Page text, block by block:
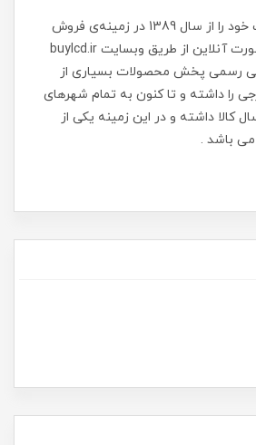
پارسا کامپیوتر فعالیت خود را از سال 1389 در زمینه‌ی فروش
قطعات کامپیوتر به صورت آنلاین از طریق وبسایت buylcd.ir
رسمی پخش محصولات بسیاری از
را داشته و تا کنون به تمام شهرهای
کالا داشته و در این زمینه یکی از
باشد .